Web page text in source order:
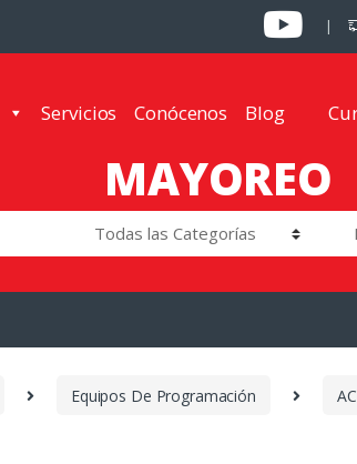
Servicios Conócenos Blog
MAYOREO
Equipos De Programación